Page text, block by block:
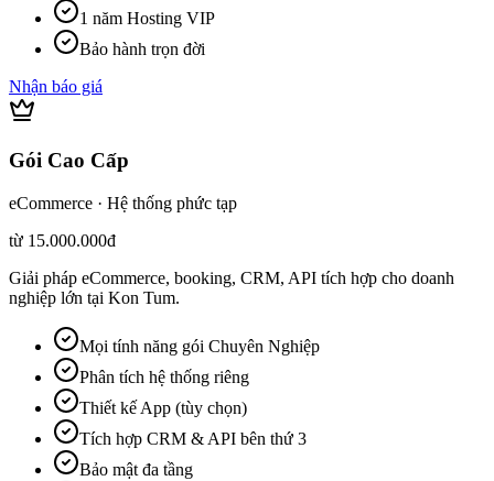
1 năm Hosting VIP
Bảo hành trọn đời
Nhận báo giá
Gói Cao Cấp
eCommerce · Hệ thống phức tạp
từ 15.000.000đ
Giải pháp eCommerce, booking, CRM, API tích hợp cho doanh
nghiệp lớn tại Kon Tum.
Mọi tính năng gói Chuyên Nghiệp
Phân tích hệ thống riêng
Thiết kế App (tùy chọn)
Tích hợp CRM & API bên thứ 3
Bảo mật đa tầng